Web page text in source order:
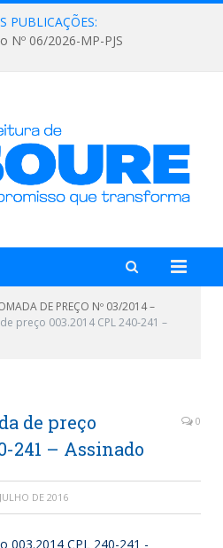
PUBLICAÇÕES:
Nº 06/2026-MP-PJS
DE PREÇO Nº 03/2014 –
preço 003.2014 CPL 240-241 –
de preço
241 – Assinado
0
DE 2016
003.2014 CPL 240-241 -